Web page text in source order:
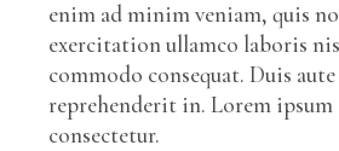
enim ad minim veniam, quis
exercitation ullamco laboris
commodo consequat. Duis
reprehenderit in. Lorem
consectetur.